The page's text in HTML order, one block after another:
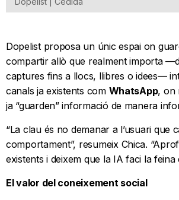
Dopelist proposa un únic espai on
compartir allò que realment importa
captures fins a llocs, llibres o idees—
canals ja existents com WhatsApp, on
ja “guarden” informació de manera
“La clau és no demanar a l’usuari que
comportament”, resumeix Chica.
existents i deixem que la IA faci la feina
El valor del coneixement social